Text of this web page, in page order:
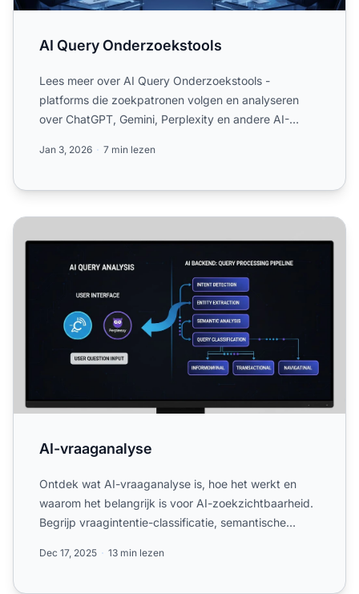
AI Query Onderzoekstools
Lees meer over AI Query Onderzoekstools -
platforms die zoekpatronen volgen en analyseren
over ChatGPT, Gemini, Perplexity en andere AI-
Jan 3, 2026 7 min lezen
AI-vraaganalyse
AI-vraaganalyse
Ontdek wat AI-vraaganalyse is, hoe het werkt en
waarom het belangrijk is voor AI-zoekzichtbaarheid.
Begrijp vraagintentie-classificatie, semantische
Dec 17, 2025 13 min lezen